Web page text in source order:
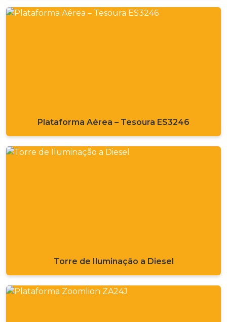
Plataforma Aérea – Tesoura ES3246
Torre de Iluminação a Diesel